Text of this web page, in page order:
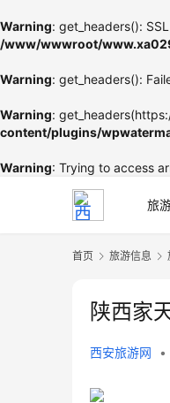
Warning: get_headers():
/www/wwwroot/
Warning: get_headers():
Warning:
content/plugins/
Warning: Trying to access
旅
首页 旅游信息
陕西家
西安旅游网 •